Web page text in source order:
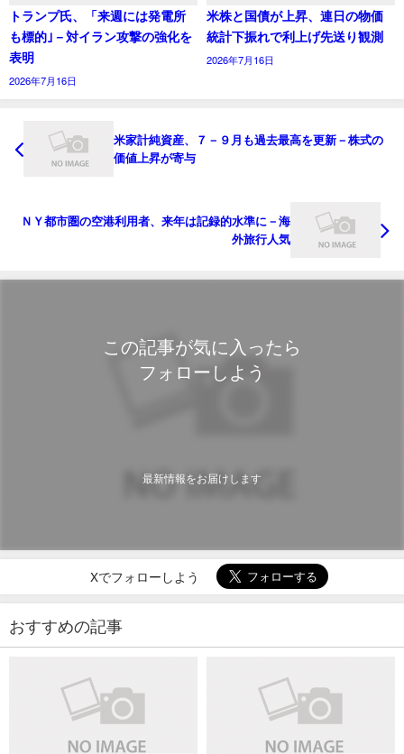
トランプ氏、「来週には発電所
も標的｣－対イラン攻撃の強化を
表明
2026年7月16日
米株と国債が上昇、連日の物価
統計下振れで利上げ先送り観測
2026年7月16日
米家計純資産、７－９月も過去最高を更新－株式の
価値上昇が寄与
ＮＹ都市圏の空港利用者、来年は記録的水準に－海
外旅行人気
この記事が気に入ったら
フォローしよう
最新情報をお届けします
Xでフォローしよう
おすすめの記事